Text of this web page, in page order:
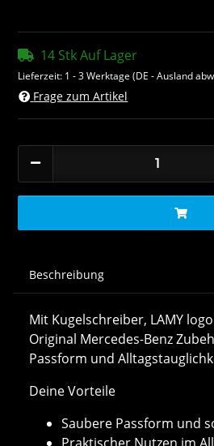
14 Stk Auf Lager
Lieferzeit: 1 - 3 Werktage(DE - Ausland
Frage zum Artikel
Beschreibung
Mit Kugelschreiber, LAMY
Original Mercedes-Benz
Passform und
Deine Vorteile
Saubere Passform und
Praktischer Nutzen im